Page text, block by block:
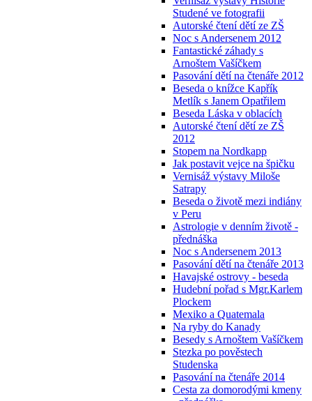
Studené ve fotografii
Autorské čtení dětí ze ZŠ
Noc s Andersenem 2012
Fantastické záhady s
Arnoštem Vašíčkem
Pasování dětí na čtenáře 2012
Beseda o knížce Kapřík
Metlík s Janem Opatřilem
Beseda Láska v oblacích
Autorské čtení dětí ze ZŠ
2012
Stopem na Nordkapp
Jak postavit vejce na špičku
Vernisáž výstavy Miloše
Satrapy
Beseda o životě mezi indiány
v Peru
Astrologie v denním životě -
přednáška
Noc s Andersenem 2013
Pasování dětí na čtenáře 2013
Havajské ostrovy - beseda
Hudební pořad s Mgr.Karlem
Plockem
Mexiko a Quatemala
Na ryby do Kanady
Besedy s Arnoštem Vašíčkem
Stezka po pověstech
Studenska
Pasování na čtenáře 2014
Cesta za domorodými kmeny